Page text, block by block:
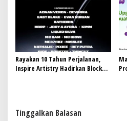
Pertama Magister ITSI
Rayakan 10 Tahun Perjalanan,
Inspire Artistry Hadirkan Block
Tinggalkan Balasan